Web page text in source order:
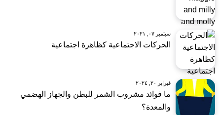
سبتمبر ٠٧, ٢٠٢١
الحركات الاجتماعية كظاهرة اجتماعية
فبراير ٢٠, ٢٠٢٤
ما فوائد مشروب الشمر للبطن والجهاز الهضمي
والمعدة؟